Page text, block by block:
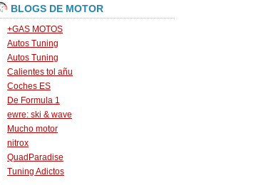
BLOGS DE MOTOR
+GAS MOTOS
Autos Tuning
Autos Tuning
Calientes tol añu
Coches ES
De Formula 1
ewre: ski & wave
Mucho motor
nitrox
QuadParadise
Tuning Adictos